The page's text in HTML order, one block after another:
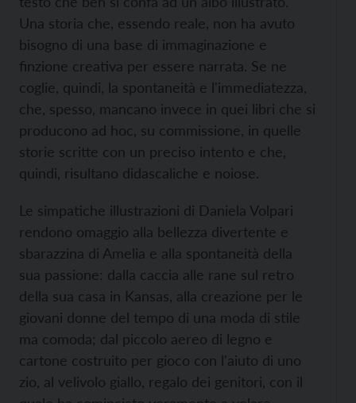
Una storia che, essendo reale, non ha avuto
bisogno di una base di immaginazione e
finzione creativa per essere narrata. Se ne
coglie, quindi, la spontaneità e l'immediatezza,
che, spesso, mancano invece in quei libri che si
producono ad hoc, su commissione, in quelle
storie scritte con un preciso intento e che,
quindi, risultano didascaliche e noiose.
Le simpatiche illustrazioni di Daniela Volpari
rendono omaggio alla bellezza divertente e
sbarazzina di Amelia e alla spontaneità della
sua passione: dalla caccia alle rane sul retro
della sua casa in Kansas, alla creazione per le
giovani donne del tempo di una moda di stile
ma comoda; dal piccolo aereo di legno e
cartone costruito per gioco con l'aiuto di uno
zio, al velivolo giallo, regalo dei genitori, con il